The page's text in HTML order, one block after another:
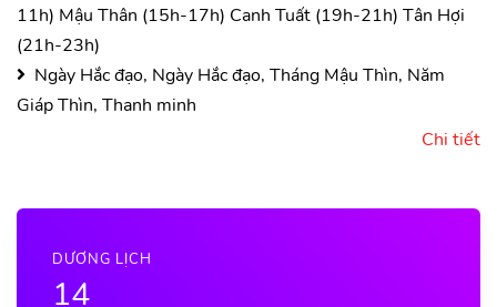
11h) Mậu Thân (15h-17h) Canh Tuất (19h-21h) Tân Hợi
(21h-23h)
Ngày Hắc đạo, Ngày Hắc đạo, Tháng Mậu Thìn, Năm
Giáp Thìn, Thanh minh
Chi tiết
DƯƠNG LỊCH
14